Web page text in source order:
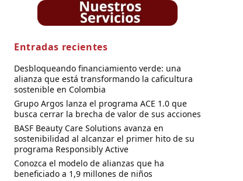
Entradas recientes
Desbloqueando financiamiento verde: una
alianza que está transformando la caficultura
sostenible en Colombia
Grupo Argos lanza el programa ACE 1.0 que
busca cerrar la brecha de valor de sus acciones
BASF Beauty Care Solutions avanza en
sostenibilidad al alcanzar el primer hito de su
programa Responsibly Active
Conozca el modelo de alianzas que ha
beneficiado a 1,9 millones de niños